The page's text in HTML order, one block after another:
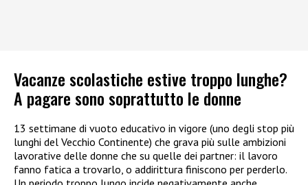
Vacanze scolastiche estive troppo lunghe?
A pagare sono soprattutto le donne
13 settimane di vuoto educativo in vigore (uno degli stop più
lunghi del Vecchio Continente) che grava più sulle ambizioni
lavorative delle donne che su quelle dei partner: il lavoro
fanno fatica a trovarlo, o addirittura finiscono per perderlo.